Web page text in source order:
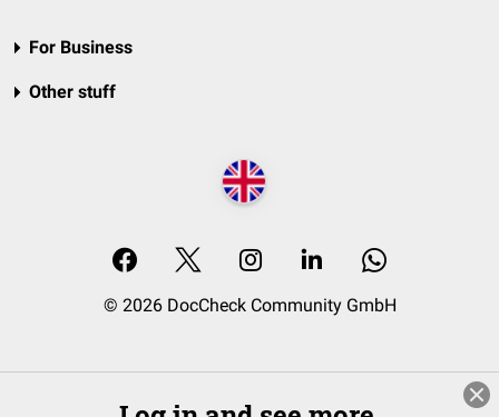
For Business
Other stuff
© 2026 DocCheck Community GmbH